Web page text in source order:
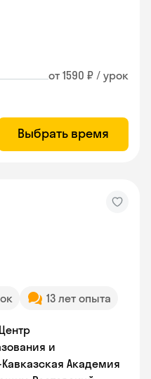
от 1590 ₽ / урок
Выбрать время
13 лет опыта
и
Академия